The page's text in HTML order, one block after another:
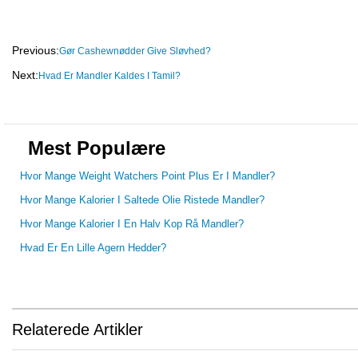
Previous:Gør Cashewnødder Give Sløvhed?
Next: Hvad Er Mandler Kaldes I Tamil?
Mest Populære
Hvor Mange Weight Watchers Point Plus Er I Mandler?
Hvor Mange Kalorier I Saltede Olie Ristede Mandler?
Hvor Mange Kalorier I En Halv Kop Rå Mandler?
Hvad Er En Lille Agern Hedder?
Relaterede Artikler